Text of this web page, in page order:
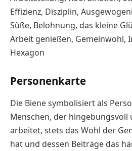
Effizienz, Disziplin,
Süße, Belohnung, das kleine
Arbeit genießen, Gemeinwohl,
Hexagon
Personenkarte
Die Biene symbolisiert als
Menschen, der
arbeitet, stets das Wohl der
hat und dessen Beiträge das